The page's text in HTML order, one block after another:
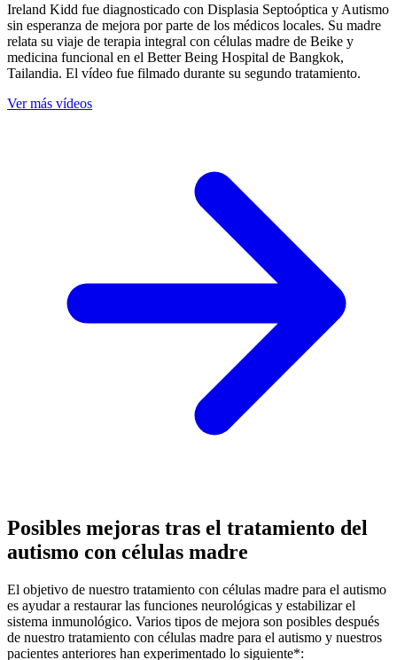
Ireland Kidd fue diagnosticado con Displasia Septoóptica y Autismo
sin esperanza de mejora por parte de los médicos locales. Su madre
relata su viaje de terapia integral con células madre de Beike y
medicina funcional en el Better Being Hospital de Bangkok,
Tailandia. El vídeo fue filmado durante su segundo tratamiento.
Ver más vídeos
Posibles mejoras tras el tratamiento del
autismo con células madre
El objetivo de nuestro tratamiento con células madre para el autismo
es ayudar a restaurar las funciones neurológicas y estabilizar el
sistema inmunológico. Varios tipos de mejora son posibles después
de nuestro tratamiento con células madre para el autismo y nuestros
pacientes anteriores han experimentado lo siguiente*: